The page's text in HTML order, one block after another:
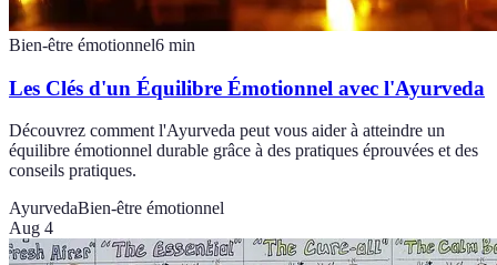
Bien-être émotionnel6 min
Les Clés d'un Équilibre Émotionnel avec l'Ayurveda
Découvrez comment l'Ayurveda peut vous aider à atteindre un
équilibre émotionnel durable grâce à des pratiques éprouvées et des
conseils pratiques.
AyurvedaBien-être émotionnel
Aug 4